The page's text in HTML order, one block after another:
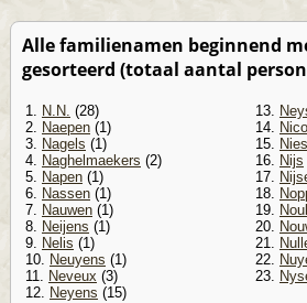
Alle familienamen beginnend
gesorteerd (totaal aantal
1. N.N. (28)
2. Naepen (1)
3. Nagels (1)
4. Naghelmaekers (2)
5. Napen (1)
6. Nassen (1)
7. Nauwen (1)
8. Neijens (1)
9. Nelis (1)
10. Neuyens (1)
11. Neveux (3)
12. Neyens (15)
13.
14.
15.
16. Nijs
17.
18.
19.
20.
21.
22.
23.